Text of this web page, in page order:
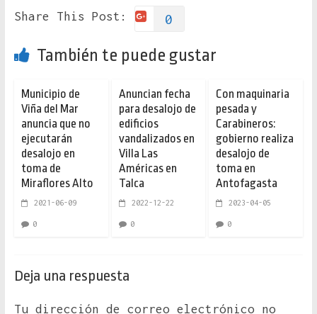
Share This Post: 0
También te puede gustar
Municipio de
Viña del Mar
anuncia que no
ejecutarán
desalojo en
toma de
Miraflores Alto
2021-06-09
0
Anuncian fecha
para desalojo de
edificios
vandalizados en
Villa Las
Américas en
Talca
2022-12-22
0
Con maquinaria
pesada y
Carabineros:
gobierno realiza
desalojo de
toma en
Antofagasta
2023-04-05
0
Deja una respuesta
Tu dirección de correo electrónico no